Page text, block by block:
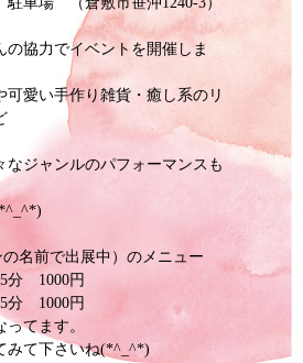
の協力でイベントを開催しま
可愛い手作り雑貨・癒し系のリ
なジャンルのパフォーマンスも
名前で出展中）のメニュー
1000円
1000円
てます。
みて下さいね(*^_^*)